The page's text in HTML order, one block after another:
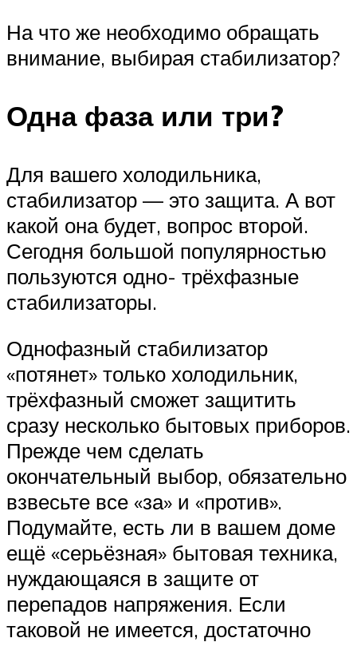
На что же необходимо обращать
внимание, выбирая стабилизатор?
Одна фаза или три?
Для вашего холодильника,
стабилизатор — это защита. А вот
какой она будет, вопрос второй.
Сегодня большой популярностью
пользуются одно- трёхфазные
стабилизаторы.
Однофазный стабилизатор
«потянет» только холодильник,
трёхфазный сможет защитить
сразу несколько бытовых приборов.
Прежде чем сделать
окончательный выбор, обязательно
взвесьте все «за» и «против».
Подумайте, есть ли в вашем доме
ещё «серьёзная» бытовая техника,
нуждающаяся в защите от
перепадов напряжения. Если
таковой не имеется, достаточно